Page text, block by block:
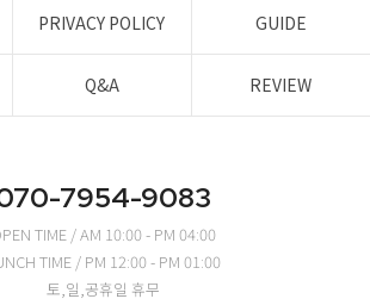
PRIVACY POLICY GUIDE
Q&A REVIEW
7954-9083
TIME / AM 10:00 - PM 04:00
TIME / PM 12:00 - PM 01:00
토,일,공휴일 휴무